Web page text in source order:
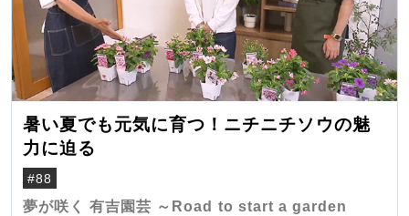
暑い夏でも元気に育つ！ニチニチソウの魅
力に迫る
#88
夢が咲く 有吉園芸 ～Road to start a garden